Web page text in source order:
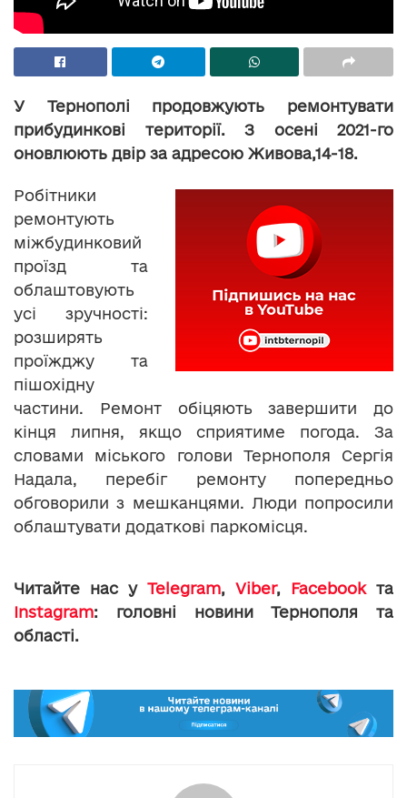
У Тернополі продовжують ремонтувати
прибудинкові території. З осені 2021-го
оновлюють двір за адресою Живова,14-18.
Робітники
ремонтують
міжбудинковий
проїзд та
облаштовують
усі зручності:
розширять
проїжджу та
пішохідну
частини. Ремонт обіцяють завершити до
кінця липня, якщо сприятиме погода. За
словами міського голови Тернополя Сергія
Надала, перебіг ремонту попередньо
обговорили з мешканцями. Люди попросили
облаштувати додаткові паркомісця.
Читайте нас у Telegram, Viber, Facebookта
Instagram: головні новини Тернополя та
області.